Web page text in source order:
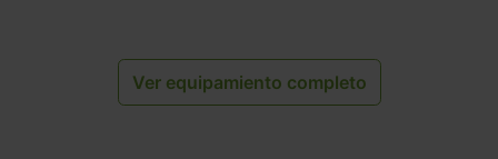
Ver equipamiento completo